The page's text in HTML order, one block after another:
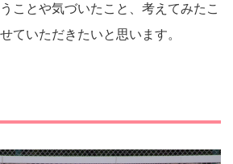
うことや気づいたこと、考えてみたこ
ていただきたいと思います。